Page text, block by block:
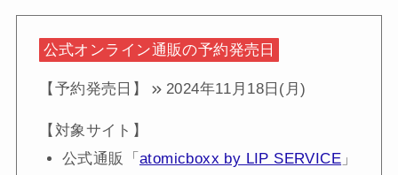
公式オンライン通販の予約発売日
【予約発売日】 2024年11月18日(月)
【対象サイト】
公式通販「 atomicboxx by LIP SERVICE 」